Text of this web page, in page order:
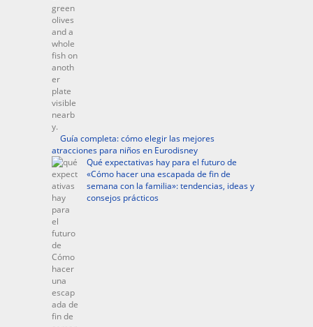
Guía completa: cómo elegir las mejores
atracciones para niños en Eurodisney
Qué expectativas hay para el futuro de
«Cómo hacer una escapada de fin de
semana con la familia»: tendencias, ideas y
consejos prácticos